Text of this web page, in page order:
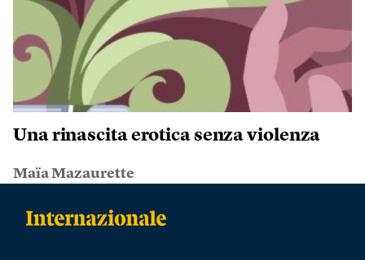
Una rinascita erotica senza violenza
Maïa Mazaurette